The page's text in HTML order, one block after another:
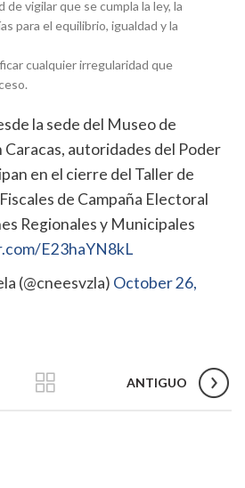
vigilar que se cumpla la ley, la
para el equilibrio, igualdad y la
cualquier irregularidad que
la sede del Museo de
autoridades del Poder
en el cierre del Taller de
de Campaña Electoral
Regionales y Municipales
E23haYN8kL
(@cneesvzla) October 26,
ANTIGUO